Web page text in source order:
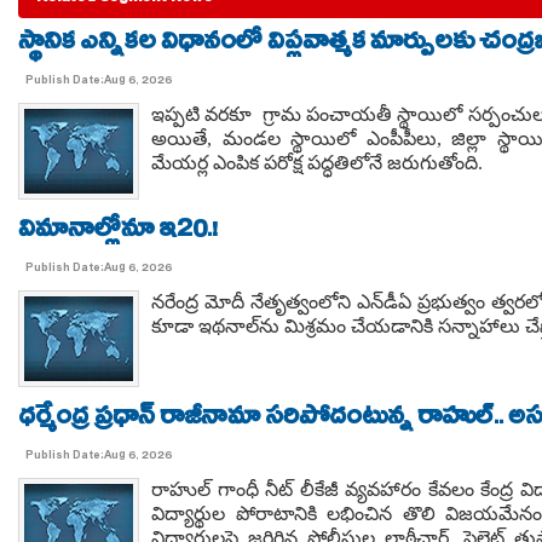
స్థానిక ఎన్నికల విధానంలో విప్లవాత్మక మార్పులకు
Publish Date:Aug 6, 2026
ఇప్పటి వరకూ గ్రామ పంచాయతీ స్థాయిలో సర్పంచులను
అయితే, మండల స్థాయిలో ఎంపీపీలు, జిల్లా స్థాయిలో
మేయర్ల ఎంపిక పరోక్ష పద్ధతిలోనే జరుగుతోంది.
విమానాల్లోనూ ఇ20.!
Publish Date:Aug 6, 2026
నరేంద్ర మోదీ నేతృత్వంలోని ఎన్‌డీఏ ప్రభుత్వం
కూడా ఇథనాల్‌ను మిశ్రమం చేయడానికి సన్నాహాలు
ధర్మేంద్ర ప్రధాన్ రాజీనామా సరిపోదంటున్న రాహుల్..
Publish Date:Aug 6, 2026
రాహుల్ గాంధీ నీట్ లీకేజీ వ్యవహారం కేవలం కేంద్ర
విద్యార్థుల పోరాటానికి లభించిన తొలి
విద్యార్థులపై జరిగిన పోలీసుల లాఠీఛార్జ్,